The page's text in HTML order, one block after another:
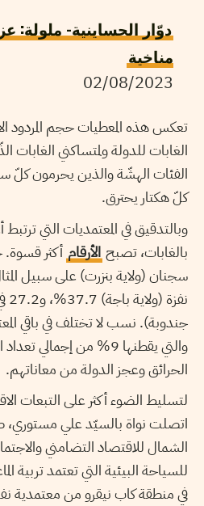
دوّار الحساينية- ملولة:
مناخية
02/08/2023
تعكس هذه المعطيات حجم المردود
الغابات للدولة ولمتساكني
الفئات الهشّة والذين يحرمون كلّ
كلّ هكتار يحترق.
وبالتدقيق في المعتمديات التي
بالغابات، تصبح الأرقام أكثر قسوة.
جندوبة). نسب لا تختلف في باقي
والتي يقطنها 9% من
الحرائق وعجز الدولة من معاناتهم.
لتسليط الضوء أكثر على التبعات
اتصلت نواة بالسيّد علي
الشمال للاقتصاد التضامني
للسياحة البيئية التي تعتمد تربية
في منطقة كاب نيقرو من معتمدية